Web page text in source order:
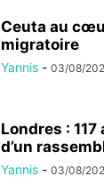
Ceuta au
migratoire
Yannis - 03/08/
Londres :
d’un
Yannis - 03/08/